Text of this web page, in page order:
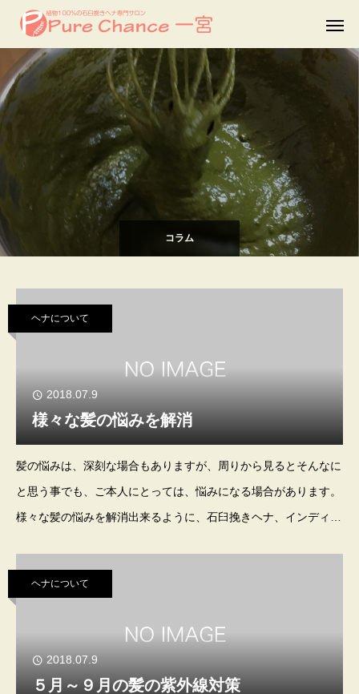
Warning : Undefined array key "archive_blog_tab_bg_color" in
/home/aemahalo/purechance-henna.com/public_html/wps/wp-
content/themes/fake_tcd074/index.php
on line
コラム
ヘナについて
2018.07.9
様々な髪の悩みを解消
髪の悩みは、深刻な場合もありますが、周りから見るとそんなに
と思う事でも、ご本人にとっては、悩みになる場合があります。
様々な髪の悩みを解消出来るように、石臼挽きヘナ、インディ
スでケアしていきます。白髪の多い髪は、石臼
ヘナについて
2018.07.9
５月～９月の髪の紫外線対策